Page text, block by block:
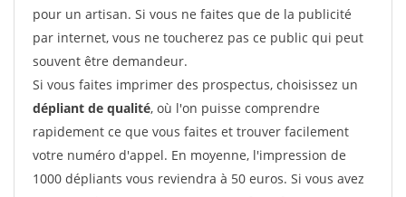
pour un artisan. Si vous ne faites que de la publicité
par internet, vous ne toucherez pas ce public qui peut
souvent être demandeur.
Si vous faites imprimer des prospectus, choisissez un
dépliant de qualité, où l'on puisse comprendre
rapidement ce que vous faites et trouver facilement
votre numéro d'appel. En moyenne, l'impression de
1000 dépliants vous reviendra à 50 euros. Si vous avez